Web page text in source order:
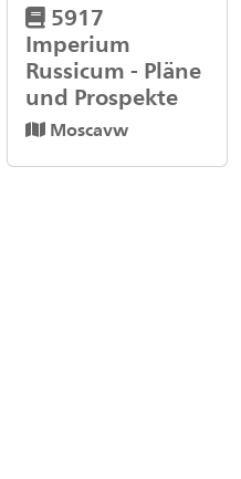
5917
Imperium
Russicum - Pläne
und Prospekte
Moscavw